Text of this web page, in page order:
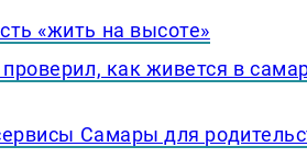
«жить на высоте»
как живется в
Самары для